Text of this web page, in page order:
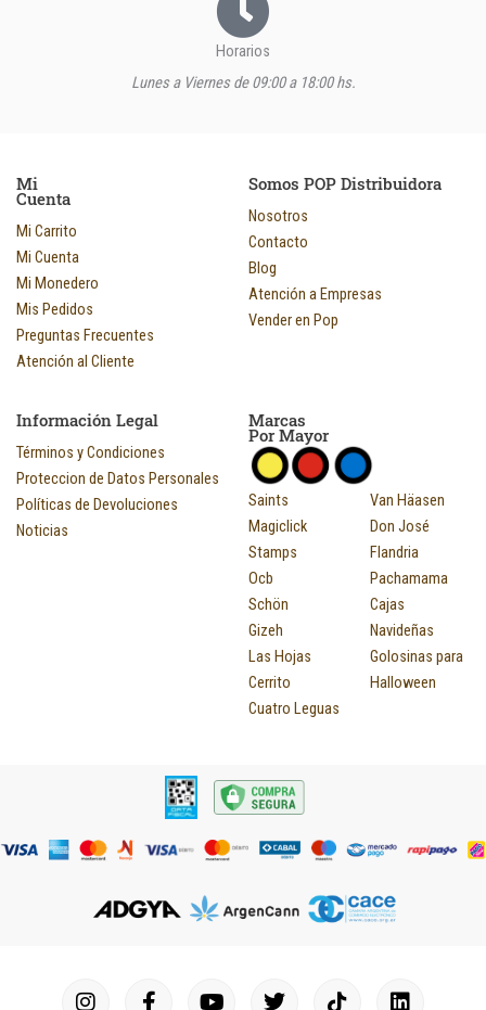
Horarios
Lunes a Viernes de 09:00 a 18:00 hs.
Mi
Cuenta
Mi Carrito
Mi Cuenta
Mi Monedero
Mis Pedidos
Preguntas Frecuentes
Atención al Cliente
Somos POP Distribuidora
Nosotros
Contacto
Blog
Atención a Empresas
Vender en Pop
Información Legal
Términos y Condiciones
Proteccion de Datos Personales
Políticas de Devoluciones
Noticias
Marcas
Por Mayor
Saints
Magiclick
Stamps
Ocb
Schön
Gizeh
Las Hojas
Cerrito
Cuatro Leguas
Van Häasen
Don José
Flandria
Pachamama
Cajas
Navideñas
Golosinas para
Halloween
I
F
Y
T
I
L